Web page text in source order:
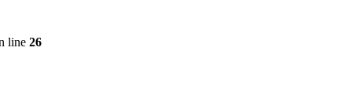
line 26